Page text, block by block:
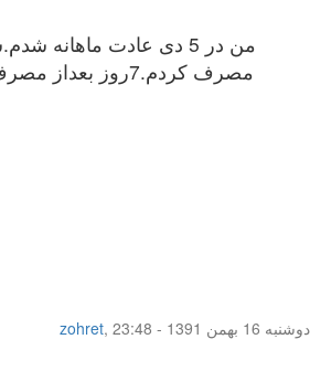
zohret,
دوشنبه 16 بهمن 1391 - 23:48